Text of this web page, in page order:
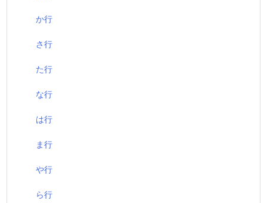
か行
さ行
た行
な行
は行
ま行
や行
ら行